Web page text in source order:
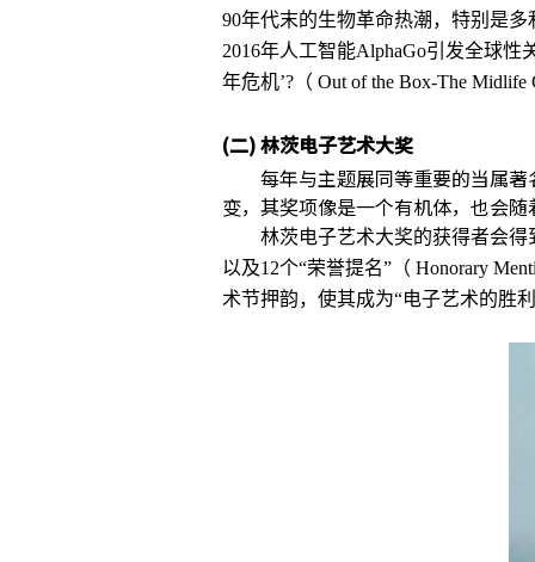
90年代末的生物革命热潮，特别是
2016年人工智能AlphaGo引发全球
年危机’?（ Out of the Box-The
(二)林茨电子艺术大奖
每年与主题展同等重要的当属
变，其奖项像是一个有机体，也会
林茨电子艺术大奖的获得者会得
以及12个“荣誉提名”（ Honorary
术节押韵，使其成为“电子艺术的胜